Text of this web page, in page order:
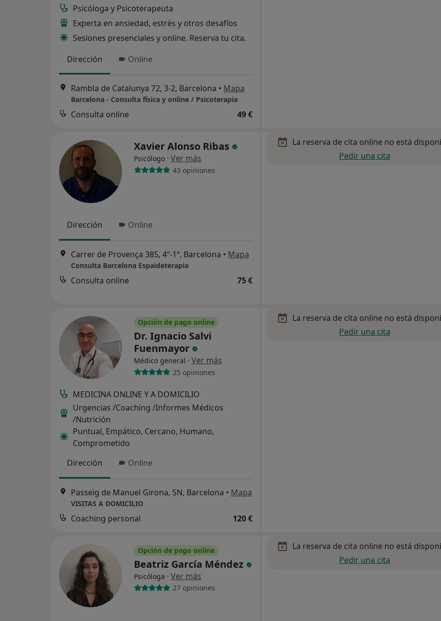
Psicóloga y Psicoterapeuta
Experta en ansiedad, estrés y otros desafíos
Sesiones presenciales y online. Reserva tu cita.
Dirección
Online
Rambla de Catalunya 72, 3-2, Barcelona • Mapa
Barcelona - Consulta física y online / Psicoterapia
Consulta online 49 €
Xavier Alonso Ribas
Psicólogo · Ver más
43 opiniones
Dirección Online
Carrer de Provença 385, 4º-1ª, Barcelona • Mapa
Consulta Barcelona Espaideterapia
Consulta online 75 €
La reserva de cita online no está
Pedir una cita
Opción de pago online
Dr. Ignacio Salvi
Fuenmayor
Médico general · Ver más
25 opiniones
MEDICINA ONLINE Y A DOMICILIO
Urgencias /Coaching /Informes Médicos
/Nutrición
Puntual, Empático, Cercano, Humano,
Comprometido
Dirección
Online
Passeig de Manuel Girona, SN, Barcelona • Mapa
VISITAS A DOMICILIO
Coaching personal 120 €
La reserva de cita online no está
Pedir una cita
Opción de pago online
Beatriz García Méndez
Psicóloga · Ver más
27 opiniones
La reserva de cita online no está
Pedir una cita